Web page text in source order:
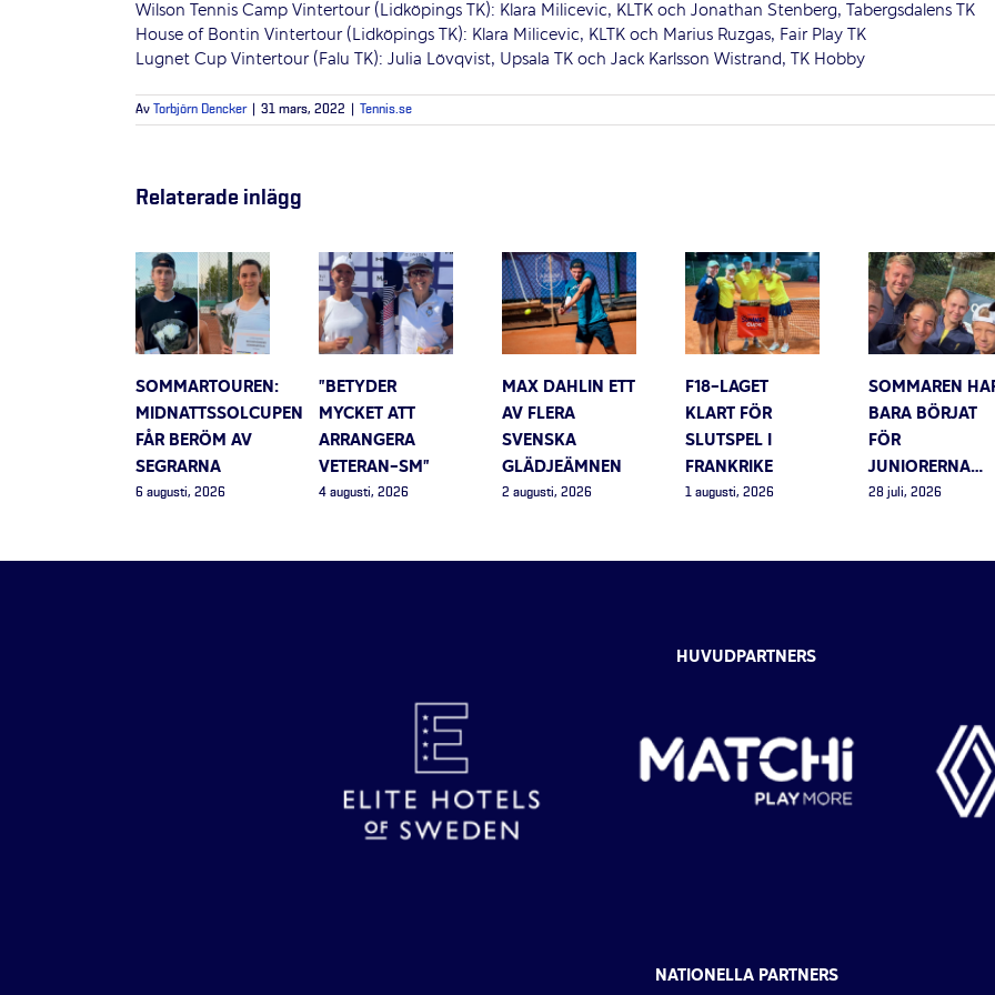
Wilson Tennis Camp Vintertour (Lidköpings TK): Klara Milicevic, KLTK och Jonathan Stenberg, Tabergsdalens TK
House of Bontin Vintertour (Lidköpings TK): Klara Milicevic, KLTK och Marius Ruzgas, Fair Play TK
Lugnet Cup Vintertour (Falu TK): Julia Lövqvist, Upsala TK och Jack Karlsson Wistrand, TK Hobby
Av Torbjörn Dencker 31 mars, 2022 Tennis.se
Relaterade inlägg
SOMMARTOUREN:
MIDNATTSSOLCUPEN
FÅR BERÖM AV
SEGRARNA
6 augusti, 2026
”BETYDER
MYCKET ATT
ARRANGERA
VETERAN-SM”
4 augusti, 2026
MAX DAHLIN ETT
AV FLERA
SVENSKA
GLÄDJEÄMNEN
2 augusti, 2026
F18-LAGET
KLART FÖR
SLUTSPEL I
FRANKRIKE
1 augusti, 2026
SOMMAREN
BARA BÖRJAT
FÖR
JUNIORERNA…
28 juli, 2026
HUVUDPARTNERS
NATIONELLA PARTNERS